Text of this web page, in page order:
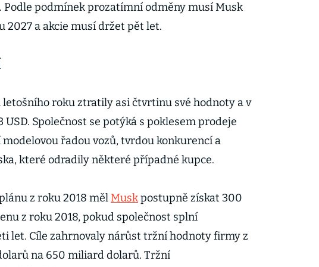
Podle podmínek prozatímní odměny musí Musk
2027 a akcie musí držet pět let.
letošního roku ztratily asi čtvrtinu své hodnoty a v
Společnost se potýká s poklesem prodeje
řadou vozů, tvrdou konkurencí a
které odradily některé případné kupce.
z roku 2018 měl Muskpostupně získat 300
z roku 2018, pokud společnost splní
let. Cíle zahrnovaly nárůst tržní hodnoty firmy z
na 650 miliard dolarů. Tržní